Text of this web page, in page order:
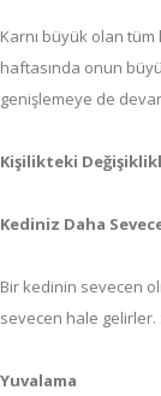
Karnı büyük olan
haftasında onun
genişlemeye de
Kişilikteki
Kediniz Daha
Bir kedinin sevecen
sevecen hale
Yuvalama